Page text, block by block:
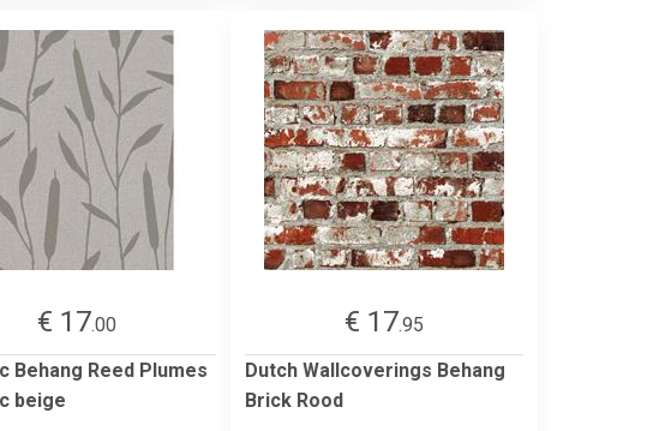
€ 17.00
Behang Reed Plumes
beige
€ 17.95
Dutch Wallcoverings Behang
Brick Rood